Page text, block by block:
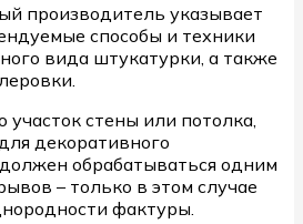
производитель указывает
способы и техники
вида штукатурки, а также
стены или потолка,
декоративного
обрабатываться одним
– только в этом случае
фактуры.